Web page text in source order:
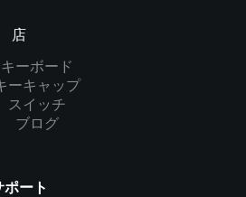
店
キーボード
ーキャップ
スイッチ
ブログ
ポート